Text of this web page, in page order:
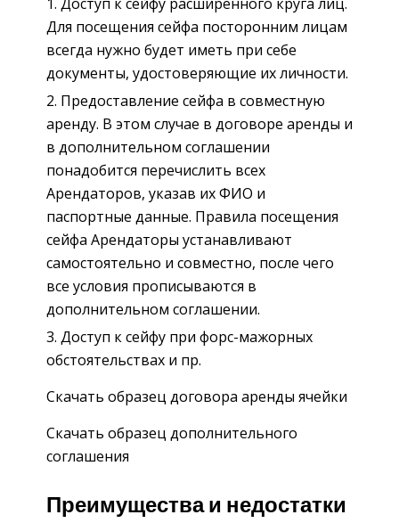
Для посещения сейфа посторонним лицам
всегда нужно будет иметь при себе
документы, удостоверяющие их личности.
Предоставление сейфа в совместную
аренду. В этом случае в договоре аренды и
в дополнительном соглашении
понадобится перечислить всех
Арендаторов, указав их ФИО и
паспортные данные. Правила посещения
сейфа Арендаторы устанавливают
самостоятельно и совместно, после чего
все условия прописываются в
дополнительном соглашении.
Доступ к сейфу при форс-мажорных
обстоятельствах и пр.
Скачать образец договора аренды ячейки
Скачать образец дополнительного
соглашения
Преимущества и недостатки